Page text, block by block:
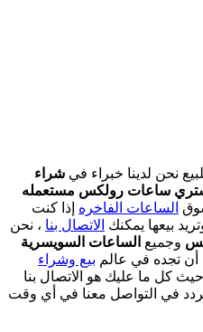
نحن لدينا خبراء في شراء
ساعات رولكس مستعمله
الساعات الفاخره إذا كنت
بيعها يمكنك الاتصال بنا ، نحن
وجميع الساعات السويسرية
أن تجده في عالم بيع وشراء
حيث كل ما عليك هو الاتصال بنا
في التواصل معنا في أي وقت